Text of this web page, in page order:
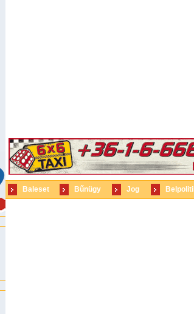
Baleset Bűnügy Jog